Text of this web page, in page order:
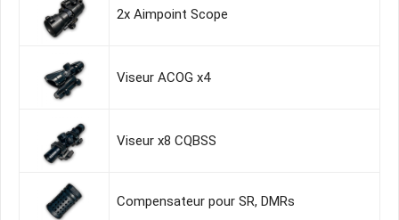
2x Aimpoint Scope
Viseur ACOG x4
Viseur x8 CQBSS
Compensateur pour SR, DMRs